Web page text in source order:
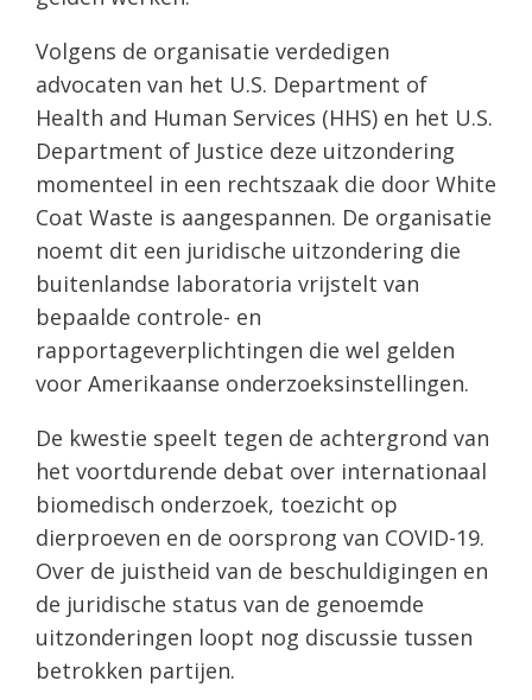
Volgens de organisatie verdedigen
advocaten van het U.S. Department of
Health and Human Services (HHS) en het U.S.
Department of Justice deze uitzondering
momenteel in een rechtszaak die door White
Coat Waste is aangespannen. De organisatie
noemt dit een juridische uitzondering die
buitenlandse laboratoria vrijstelt van
bepaalde controle- en
rapportageverplichtingen die wel gelden
voor Amerikaanse onderzoeksinstellingen.
De kwestie speelt tegen de achtergrond van
het voortdurende debat over internationaal
biomedisch onderzoek, toezicht op
dierproeven en de oorsprong van COVID-19.
Over de juistheid van de beschuldigingen en
de juridische status van de genoemde
uitzonderingen loopt nog discussie tussen
betrokken partijen.